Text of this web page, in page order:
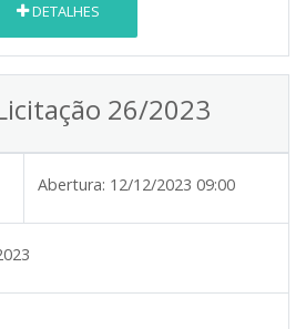
DETALHES
26/2023
Abertura: 12/12/2023 09:00